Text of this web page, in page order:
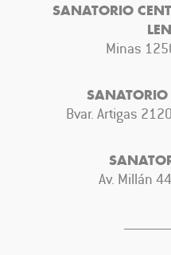
SANATORIO
Minas
Bvar. Artigas
Av. Millán